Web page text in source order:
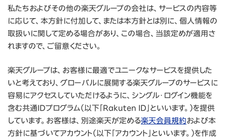
私たちおよびその他の楽天グループの会社は、サービスの内容等
に応じて、本方針に付加して、または本方針とは別に、個人情報の
取扱いに関して定める場合があり、この場合、当該定めが適用さ
れますので、ご留意ください。
楽天グループは、お客様に最適でユニークなサービスを提供した
いと考えており、グローバルに展開する楽天グループのサービスに
容易にアクセスしていただけるように、シングル・ログイン機能を
含む共通IDプログラム（以下「Rakuten ID」といいます。）を提供
しています。お客様は、別途楽天が定める楽天会員規約および本
方針に基づいてアカウント（以下「アカウント」といいます。）を作成